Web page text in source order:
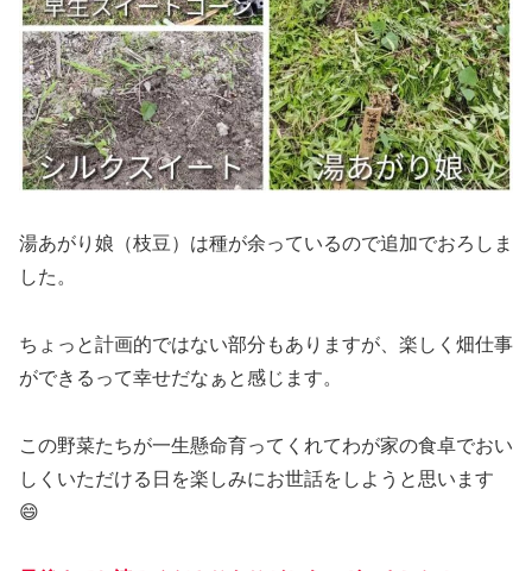
湯あがり娘（枝豆）は種が余っているので追加でおろしま
した。
ちょっと計画的ではない部分もありますが、楽しく畑仕事
ができるって幸せだなぁと感じます。
この野菜たちが一生懸命育ってくれてわが家の食卓でおい
しくいただける日を楽しみにお世話をしようと思います
😄